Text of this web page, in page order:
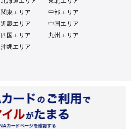
関東エリア
中部エリア
近畿エリア
中国エリア
四国エリア
九州エリア
沖縄エリア